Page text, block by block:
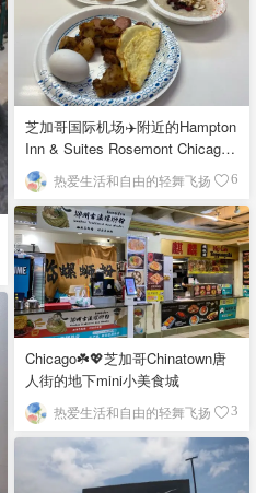
芝加哥国际机场✈️附近的Hampton
Inn & Suites Rosemont Chicago
O'Hare自助早餐
热爱生活和自由的轻舞飞扬 6
Chicago☘️💖芝加哥Chinatown唐
人街的地下mini小美食城
热爱生活和自由的轻舞飞扬 3